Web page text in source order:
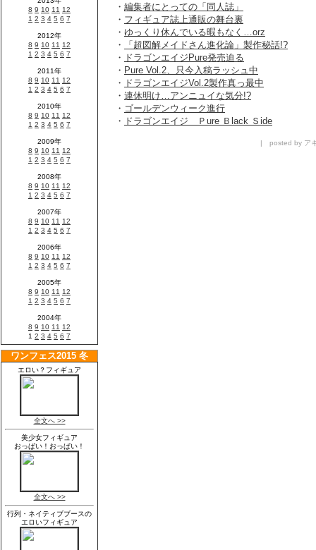
・ 編集者にとっての「同人誌」
・ フィギュア誌上通販の舞台裏
・ ゆっくり休んでいる暇もなく…orz
・
「超図解メイドさん進化論」製作秘話!?
・ ドラゴンエイジPure発売迫る
・ Pure Vol.2、只今入稿ラッシュ中
・ ドラゴンエイジVol.2製作真っ最中
・ 連休明け…アンニュイな気分!?
・ ゴールデンウィーク進行
・ ドラゴンエイジ Ｐure Ｂlack Ｓide
| posted by アキ